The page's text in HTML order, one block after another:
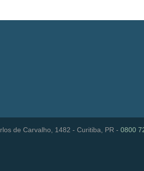
de Carvalho, 1482 - Curitiba, PR - 0800